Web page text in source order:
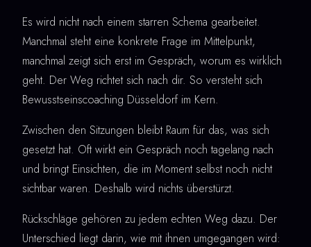
Es wird nicht nach einem starren Schema gearbeitet.
Manchmal steht eine konkrete Frage im Mittelpunkt,
manchmal zeigt sich erst im Gespräch, worum es wirklich
geht. Der Weg richtet sich nach dir. So versteht sich
Bewusstseinscoaching Düsseldorf im Kern.
Zwischen den Sitzungen bleibt Raum für das, was sich
gesetzt hat. Oft wirkt ein Gespräch noch tagelang nach
und bringt Einsichten, die im Moment selbst noch nicht
sichtbar waren. Deshalb wird nichts überstürzt.
Rückschläge gehören zu jedem echten Weg dazu. Der
Unterschied liegt darin, wie mit ihnen umgegangen wird: